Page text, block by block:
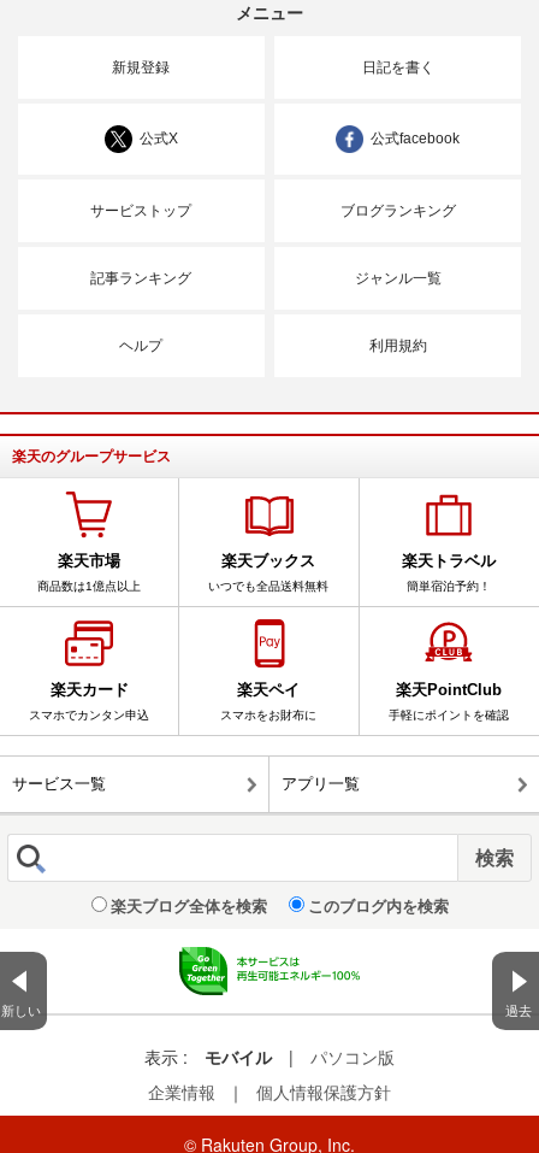
新しい 過去
メニュー
新規登録 日記を書く
公式X 公式facebook
サービストップ ブログランキング
記事ランキング ジャンル一覧
ヘルプ 利用規約
楽天のグループサービス
楽天市場
商品数は1億点以上
楽天ブックス
いつでも全品送料無料
楽天トラベル
簡単宿泊予約！
楽天カード
スマホでカンタン申込
楽天ペイ
スマホをお財布に
楽天PointClub
手軽にポイントを確認
サービス一覧 アプリ一覧
楽天ブログ全体を検索 このブログ内を検索
表示 : モバイル |
パソコン版
企業情報
｜ 個人情報保護方針
© Rakuten Group, Inc.